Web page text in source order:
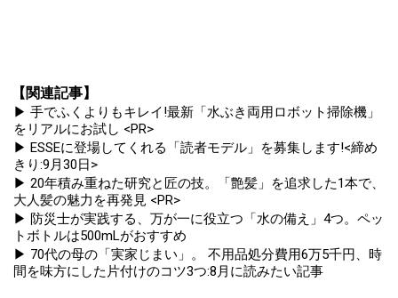
【関連記事】
▶ 手でふくよりもキレイ!最新「水ぶき両用ロボット掃除機」
をリアルにお試し <PR>
▶ ESSEに登場してくれる「読者モデル」を募集します!<締め
きり:9月30日>
▶ 20年積み重ねた研究と匠の技。「艶髪」を追求した1本で、
大人髪の魅力を再発見 <PR>
▶ 防災士が実践する、万が一に役立つ「水の備え」4つ。ペッ
トボトルは500mLがおすすめ
▶ 70代の母の「実家じまい」。 不用品処分費用6万5千円、時
間を味方にした片付けのコツ3つ:8月に読みたい記事